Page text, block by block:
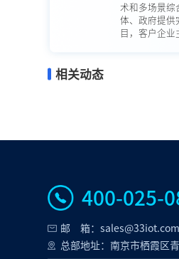
术和多场景综
体、政府提供
目，客户企业
相关动态
400-025-
邮 箱：sales@33iot.com
总部地址：南京市栖霞区